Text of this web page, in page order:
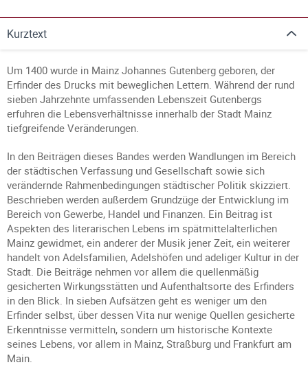
Kurztext
Um 1400 wurde in Mainz Johannes Gutenberg geboren, der
Erfinder des Drucks mit beweglichen Lettern. Während der rund
sieben Jahrzehnte umfassenden Lebenszeit Gutenbergs
erfuhren die Lebensverhältnisse innerhalb der Stadt Mainz
tiefgreifende Veränderungen.
In den Beiträgen dieses Bandes werden Wandlungen im Bereich
der städtischen Verfassung und Gesellschaft sowie sich
verändernde Rahmenbedingungen städtischer Politik skizziert.
Beschrieben werden außerdem Grundzüge der Entwicklung im
Bereich von Gewerbe, Handel und Finanzen. Ein Beitrag ist
Aspekten des literarischen Lebens im spätmittelalterlichen
Mainz gewidmet, ein anderer der Musik jener Zeit, ein weiterer
handelt von Adelsfamilien, Adelshöfen und adeliger Kultur in der
Stadt. Die Beiträge nehmen vor allem die quellenmäßig
gesicherten Wirkungsstätten und Aufenthaltsorte des Erfinders
in den Blick. In sieben Aufsätzen geht es weniger um den
Erfinder selbst, über dessen Vita nur wenige Quellen gesicherte
Erkenntnisse vermitteln, sondern um historische Kontexte
seines Lebens, vor allem in Mainz, Straßburg und Frankfurt am
Main.